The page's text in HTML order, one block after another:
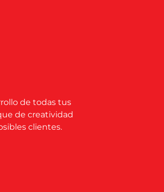
de todas tus
de creatividad
clientes.